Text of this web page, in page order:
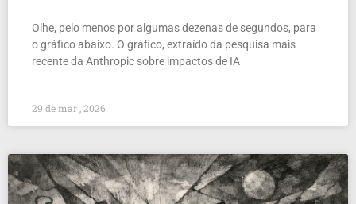
Olhe, pelo menos por algumas dezenas de segundos, para
o gráfico abaixo. O gráfico, extraído da pesquisa mais
recente da Anthropic sobre impactos de IA
29 de mar , 2026